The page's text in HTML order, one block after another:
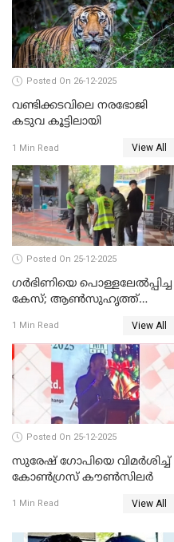
ചട്ടലംഘനമെന്ന് പാർട്ടി
Posted On 26-12-2025
വണ്ടിക്കടവിലെ നരഭോജി
കടുവ കൂട്ടിലായി
1 Min Read View All
Posted On 25-12-2025
ഗര്‍ഭിണിയെ പൊള്ളലേല്‍പ്പിച്ച
കേസ്; ആണ്‍സുഹൃത്ത്
1 Min Read View All
Posted On 25-12-2025
സുരേഷ് ഗോപിയെ വിമര്‍ശിച്ച്
കോണ്‍ഗ്രസ് കൗണ്‍സിലര്‍
1 Min Read View All